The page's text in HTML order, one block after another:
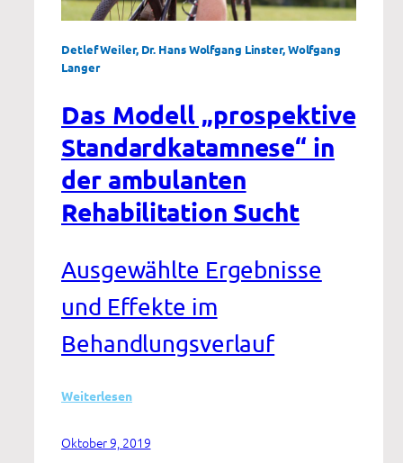
Detlef Weiler, Dr. Hans Wolfgang Linster, Wolfgang
Langer
Das Modell „prospektive
Standardkatamnese“ in
der ambulanten
Rehabilitation Sucht
Ausgewählte Ergebnisse
und Effekte im
Behandlungsverlauf
Weiterlesen:
„prospektive
Oktober 9, 2019